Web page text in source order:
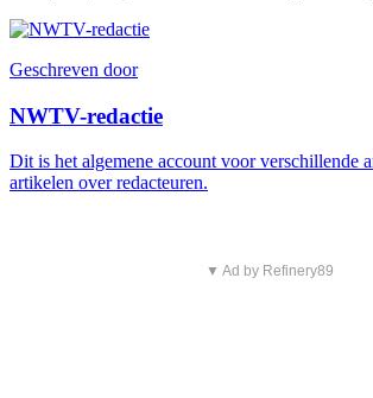
Geschreven door
NWTV-redactie
Dit is het algemene account voor verschillende
artikelen over redacteuren.
▼ Ad by Refinery89